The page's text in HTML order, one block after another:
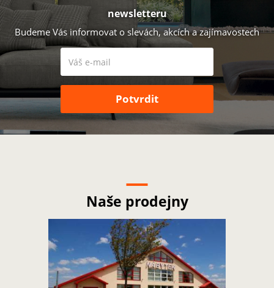
newsletteru
Budeme Vás informovat o slevách, akcích a zajímavostech
Naše prodejny